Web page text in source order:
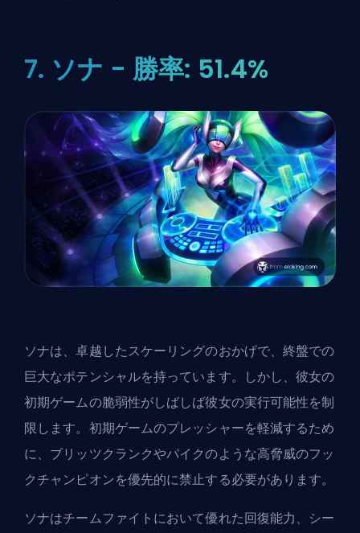
7. ソナ - 勝率: 51.4%
ソナは、卓越したスケーリングのおかげで、終盤での
巨大なポテンシャルを持っています。しかし、彼女の
初期ゲームの脆弱性がしばしば彼女の実行可能性を制
限します。初期ゲームのプレッシャーを軽減するため
に、ブリッツクランクやパイクのような高脅威のフッ
クチャンピオンを優先的に禁止する必要があります。
ソナはチームファイトにおいて優れた回復能力、シー